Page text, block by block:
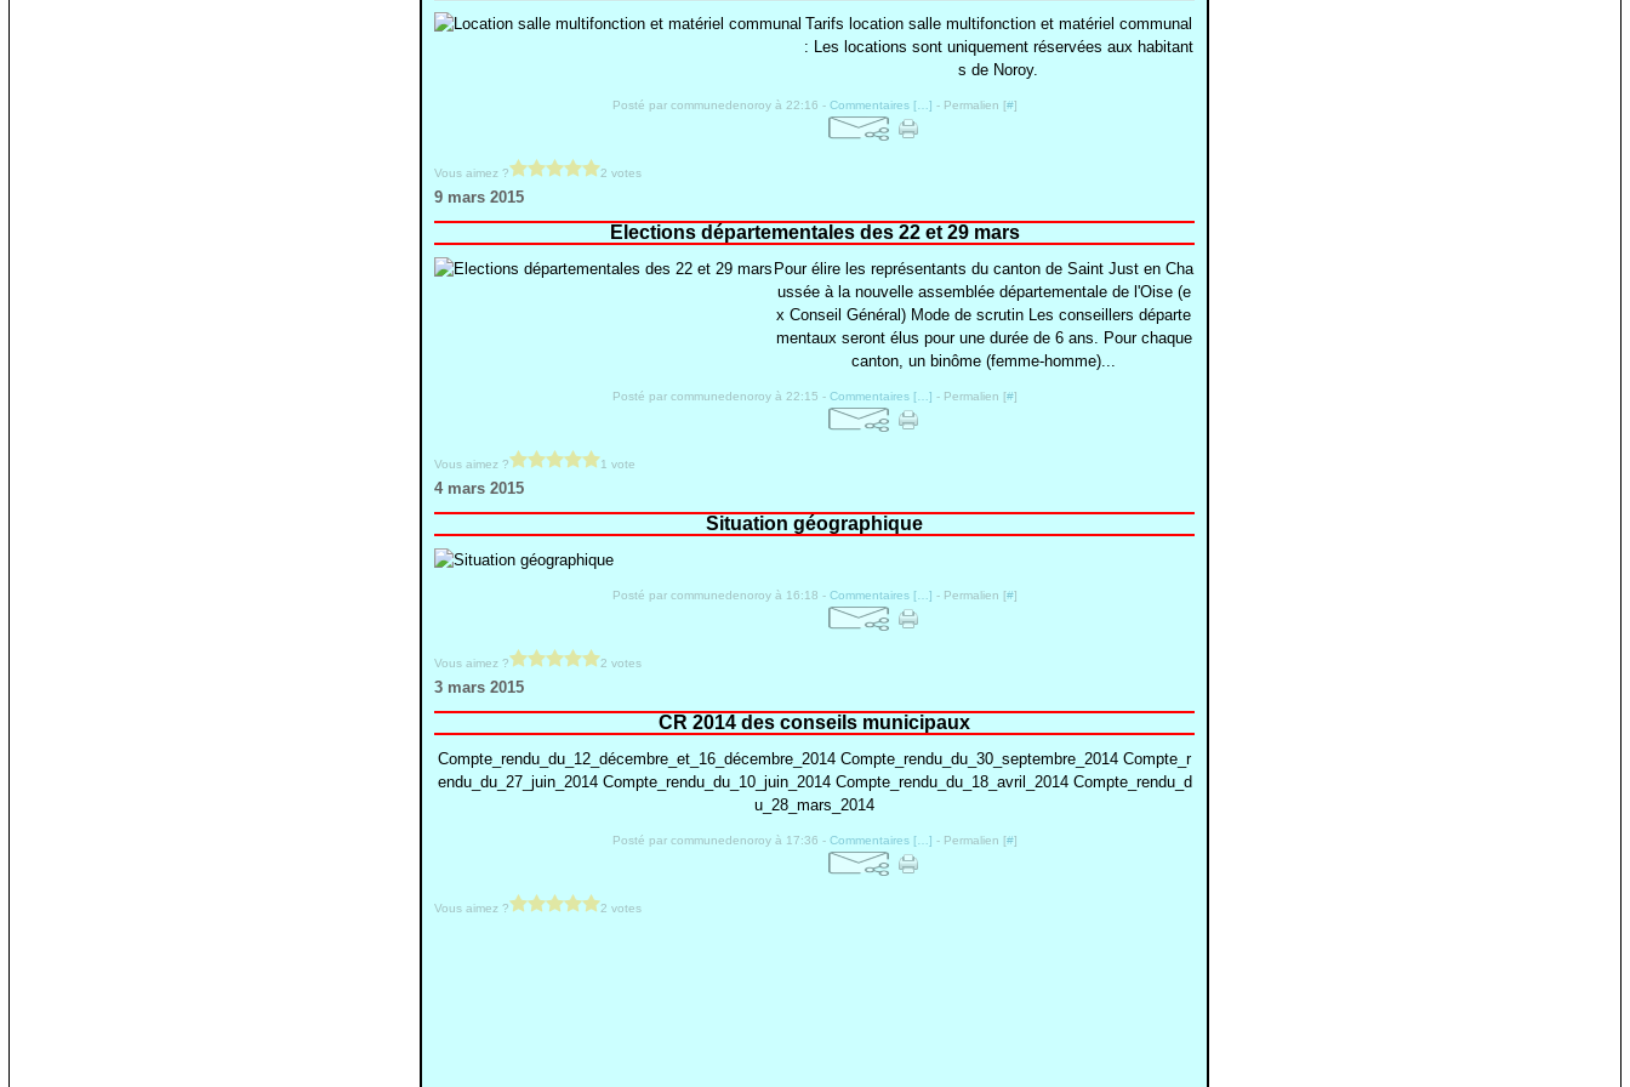
Tarifs location salle multifonction et matériel communal
: Les locations sont uniquement réservées aux habitant
s de Noroy.
Posté par communedenoroy à 22:16 - Commentaires [… ] - Permalien [#]
Vous aimez ? 2 votes
9 mars 2015
Elections départementales des 22 et 29 mars
Pour élire les représentants du canton de Saint Just en Cha
ussée à la nouvelle assemblée départementale de l'Oise (e
x Conseil Général) Mode de scrutin Les conseillers départe
mentaux seront élus pour une durée de 6 ans. Pour chaque
canton, un binôme (femme-homme)...
Posté par communedenoroy à 22:15 - Commentaires [… ] - Permalien [#]
Vous aimez ? 1 vote
4 mars 2015
Situation géographique
Posté par communedenoroy à 16:18 - Commentaires [… ] - Permalien [#]
Vous aimez ? 2 votes
3 mars 2015
CR 2014 des conseils municipaux
Compte_rendu_du_12_décembre_et_16_décembre_2014 Compte_rendu_du_30_septembre_2014 Compte_r
endu_du_27_juin_2014 Compte_rendu_du_10_juin_2014 Compte_rendu_du_18_avril_2014 Compte_rendu_d
u_28_mars_2014
Posté par communedenoroy à 17:36 - Commentaires [… ] - Permalien [#]
Vous aimez ? 2 votes